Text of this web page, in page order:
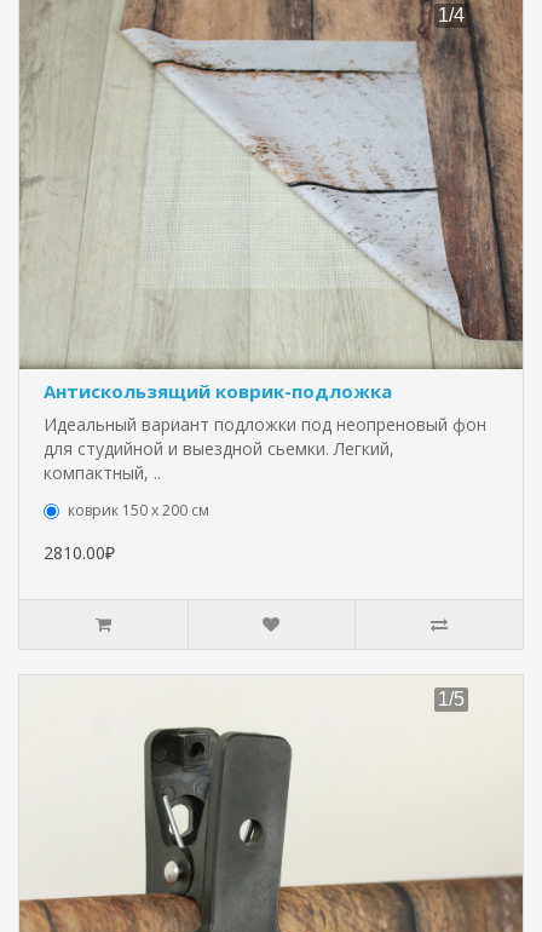
Антискользящий коврик-подложка
Идеальный вариант подложки под неопреновый фон
для студийной и выездной сьемки. Легкий,
компактный, ..
коврик 150 х 200 см
2810.00₽